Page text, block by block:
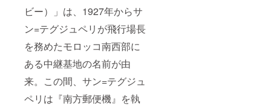
ビー）」は、1927年からサ
ン=テグジュペリが飛行場長
を務めたモロッコ南西部に
ある中継基地の名前が由
来。この間、サン=テグジュ
ペリは『南方郵便機』を執